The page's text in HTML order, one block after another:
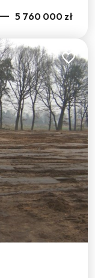
5 760 000 zł
Dodaj